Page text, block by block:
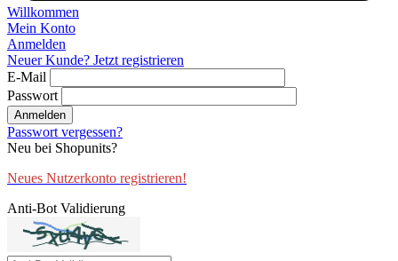
Willkommen
Mein Konto
Anmelden
Neuer Kunde? Jetzt registrieren
E-Mail
Passwort
Anmelden
Passwort vergessen?
Neu bei Shopunits?
Neues Nutzerkonto registrieren!
Anti-Bot Validierung